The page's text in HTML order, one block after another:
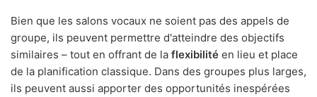
Bien que les salons vocaux ne soient pas des appels de
groupe, ils peuvent permettre d'atteindre des objectifs
similaires – tout en offrant de la flexibilité en lieu et place
de la planification classique. Dans des groupes plus larges,
ils peuvent aussi apporter des opportunités inespérées